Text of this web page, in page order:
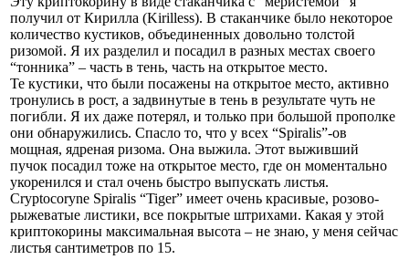
получил от Кирилла (Kirilless). В стаканчике было некоторое
количество кустиков, объединенных довольно толстой
ризомой. Я их разделил и посадил в разных местах своего
“тонника” – часть в тень, часть на открытое место.
Те кустики, что были посажены на открытое место, активно
тронулись в рост, а задвинутые в тень в результате чуть не
погибли. Я их даже потерял, и только при большой прополке
они обнаружились. Спасло то, что у всех “Spiralis”-ов
мощная, ядреная ризома. Она выжила. Этот выживший
пучок посадил тоже на открытое место, где он моментально
укоренился и стал очень быстро выпускать листья.
Cryptocoryne Spiralis “Tiger” имеет очень красивые, розово-
рыжеватые листики, все покрытые штрихами. Какая у этой
криптокорины максимальная высота – не знаю, у меня сейчас
листья сантиметров по 15.